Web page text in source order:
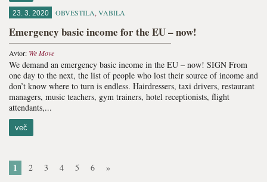
23. 3. 2020 OBVESTILA, VABILA
Emergency basic income for the EU – now!
Avtor: We Move
We demand an emergency basic income in the EU – now! SIGN From
one day to the next, the list of people who lost their source of income and
don’t know where to turn is endless. Hairdressers, taxi drivers, restaurant
managers, music teachers, gym trainers, hotel receptionists, flight
attendants,...
več
1 2 3 4 5 6 »